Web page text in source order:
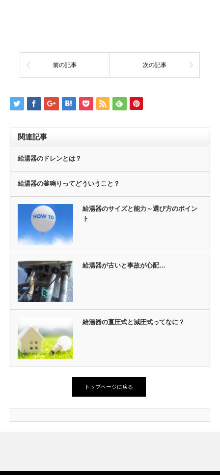
前の記事 次の記事
関連記事
給湯器のドレンとは？
給湯器の釜鳴りってどういうこと？
給湯器のサイズと能力～選び方のポイン
ト
給湯器が古いと事故が心配…
給湯器の直圧式と減圧式ってなに？
トップページに戻る